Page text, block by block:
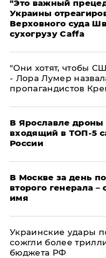
"Это важный
Украины
Верховного суда
сухогрузу Caffa
"Они хотят, чтобы
- Лора Лумер
пропагандистов
В Ярославле
входящий в ТОП-5
России
В Москве за день
второго генерала –
имя
Украинские удары
сожгли более
бюджета РФ